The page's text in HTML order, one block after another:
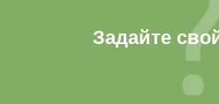
Задайте